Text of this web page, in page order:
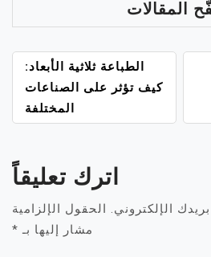
المقالات
الطباعة ثلاثية الأبعاد:
كيف تؤثر على الصناعات
المختلفة
اترك تعليقاً
الإلكتروني. الحقول الإلزامية
مشار إليها بـ*